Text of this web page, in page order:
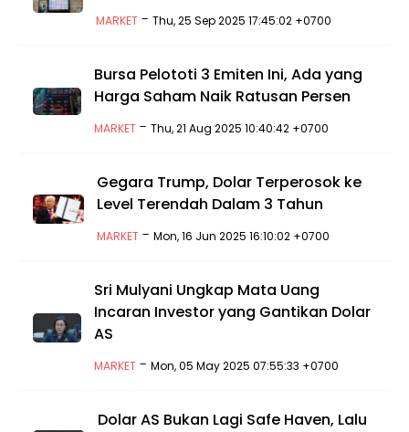
MARKET -Thu, 25 Sep 2025 17:45:02 +0700
Bursa Pelototi 3 Emiten Ini, Ada yang
Harga Saham Naik Ratusan Persen
MARKET -Thu, 21 Aug 2025 10:40:42 +0700
Gegara Trump, Dolar Terperosok ke
Level Terendah Dalam 3 Tahun
MARKET -Mon, 16 Jun 2025 16:10:02 +0700
Sri Mulyani Ungkap Mata Uang
Incaran Investor yang Gantikan Dolar
AS
MARKET -Mon, 05 May 2025 07:55:33 +0700
Dolar AS Bukan Lagi Safe Haven, Lalu